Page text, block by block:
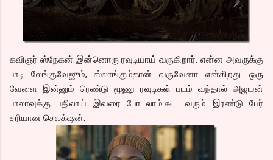
கவிஞர் ஸ்நேகன் இன்னொரு ரவுடியாய் வருகிறார். என்ன அவருக்கு
பாடி லேங்குவேஜும், ஸ்லாங்கும்தான் வருவேனா என்கிறது. ஒரு
வேளை இன்னும் ரெண்டு மூணு ரவுடிகள் படம் வந்தால் அஜயன்
பாலாவுக்கு பதிலாய் இவரை போடலாம்.கூட வரும் இரண்டு பேர்
சரியான செலக்‌ஷன்.